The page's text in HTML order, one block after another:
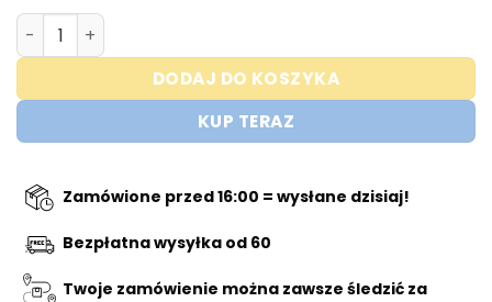
ilość Raze Extreme - Pre Workout - Protein Works
DODAJ DO KOSZYKA
KUP TERAZ
Zamówione przed 16:00 = wysłane dzisiaj!
Bezpłatna wysyłka od 60
Twoje zamówienie można zawsze śledzić za